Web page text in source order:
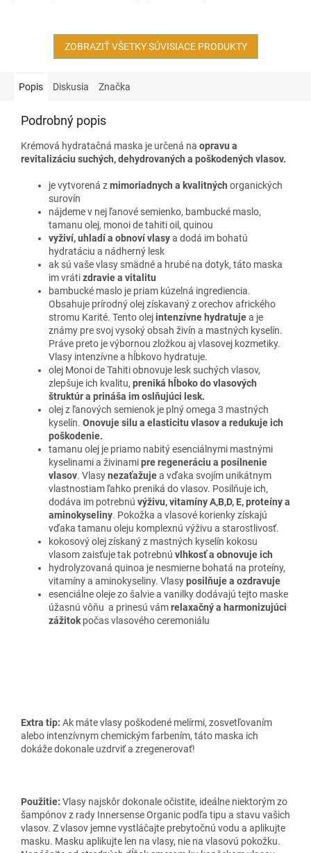
ZOBRAZIŤ VŠETKY SÚVISIACE PRODUKTY
Popis Diskusia Značka
Podrobný popis
Krémová hydratačná maska je určená na opravu a
revitalizáciu suchých, dehydrovaných a poškodených vlasov.
je vytvorená zmimoriadnych a kvalitných organických
surovín
nájdeme v nej ľanové semienko, bambucké maslo,
tamanu olej, monoi de tahiti oil, quinou
vyživí, uhladí a obnoví vlasya dodá im bohatú
hydratáciu a nádherný lesk
ak sú vaše vlasy smädné a hrubé na dotyk, táto maska
im vrátizdravie a vitalitu
bambucké maslo je priam kúzelná ingrediencia.
Obsahuje prírodný olej získavaný z orechov afrického
stromu Karité. Tento olejintenzívne hydratujea je
známy pre svoj vysoký obsah živín a mastných kyselín.
Práve preto je výbornou zložkou aj vlasovej kozmetiky.
Vlasy intenzívne a hĺbkovo hydratuje.
olej Monoi de Tahiti obnovuje lesk suchých vlasov,
zlepšuje ich kvalitu, preniká hĺboko do vlasových
štruktúr a prináša im oslňujúci lesk.
olej z ľanových semienok je plný omega 3 mastných
kyselín. Onovuje silu a elasticitu vlasov a redukuje ich
poškodenie.
tamanu olej je priamo nabitý esenciálnymi mastnými
kyselinami a živinamipre regeneráciu a posilnenie
vlasov. Vlasynezaťažujea vďaka svojím unikátnym
vlastnostiam ľahko preniká do vlasov. Posilňuje ich,
dodáva im potrebnú výživu, vitamíny A,B,D, E, proteíny a
aminokyseliny. Pokožka a vlasové korienky získajú
vďaka tamanu oleju komplexnú výživu a starostlivosť.
kokosový olej získaný z mastných kyselín kokosu
vlasom zaisťuje tak potrebnú vlhkosť a obnovuje ich
hydrolyzovaná quinoa je nesmierne bohatá na proteíny,
vitamíny a aminokyseliny. Vlasyposilňuje a ozdravuje
esenciálne oleje zo šalvie a vanilky dodávajú tejto maske
úžasnú vôňu a prinesú vámrelaxačný a harmonizujúci
zážitok počas vlasového ceremoniálu
Extra tip: Ak máte vlasy poškodené melírmi, zosvetľovaním
alebo intenzívnym chemickým farbením, táto maska ich
dokáže dokonale uzdrviť a zregenerovať!
Použitie: Vlasy najskôr dokonale očistite, ideálne niektorým zo
šampónov z rady Innersense Organic podľa tipu a stavu vašich
vlasov. Z vlasov jemne vystláčajte prebytočnú vodu a aplikujte
masku. Masku aplikujte len na vlasy, nie na vlasovú pokožku.